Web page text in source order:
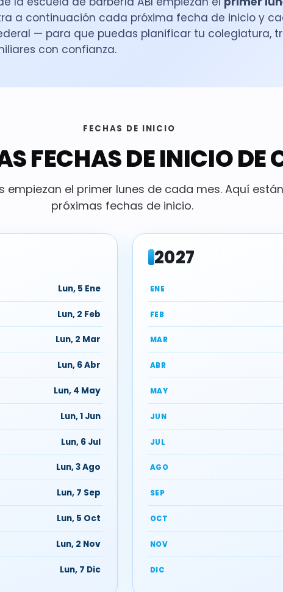
a continuación cada próxima fecha de inicio y
— para que puedas planificar tu colegiatura,
con confianza.
FECHAS DE INICIO
FECHAS DE INICIO DE
empiezan el primer lunes de cada mes. Aquí
próximas fechas de inicio.
Lun, 5 Ene
Lun, 2 Feb
Lun, 2 Mar
Lun, 6 Abr
Lun, 4 May
Lun, 1 Jun
Lun, 6 Jul
Lun, 3 Ago
Lun, 7 Sep
Lun, 5 Oct
Lun, 2 Nov
Lun, 7 Dic
2027
ENE
FEB
MAR
ABR
MAY
JUN
JUL
AGO
SEP
OCT
NOV
DIC